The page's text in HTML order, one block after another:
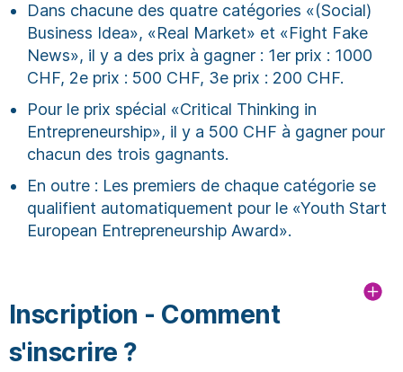
Dans chacune des quatre catégories «(Social)
Business Idea», «Real Market» et «Fight Fake
News», il y a des prix à gagner : 1er prix : 1000
CHF, 2e prix : 500 CHF, 3e prix : 200 CHF.
Pour le prix spécial «Critical Thinking in
Entrepreneurship», il y a 500 CHF à gagner pour
chacun des trois gagnants.
En outre : Les premiers de chaque catégorie se
qualifient automatiquement pour le «Youth Start
European Entrepreneurship Award».
Inscription - Comment
s'inscrire ?